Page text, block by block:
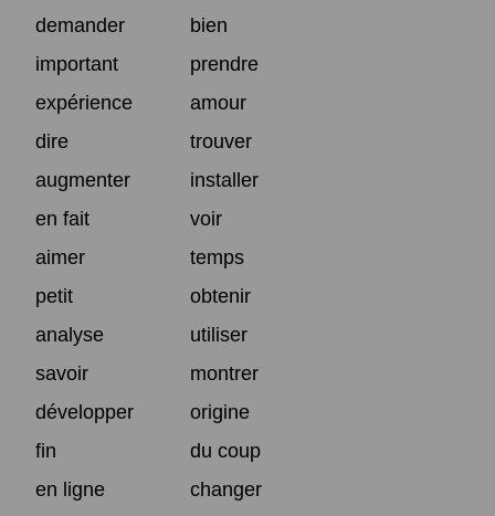
demander
bien
important
prendre
expérience
amour
dire
trouver
augmenter
installer
en fait
voir
aimer
temps
petit
obtenir
analyse
utiliser
savoir
montrer
développer
origine
fin
du coup
en ligne
changer